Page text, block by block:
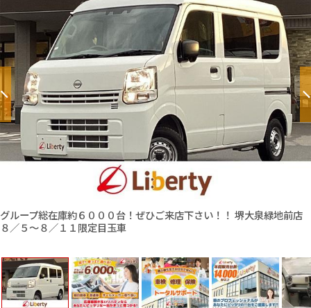
グループ総在庫約６０００台！ぜひご来店下さい！！ 堺大泉緑地前店
８／５〜８／１１限定目玉車